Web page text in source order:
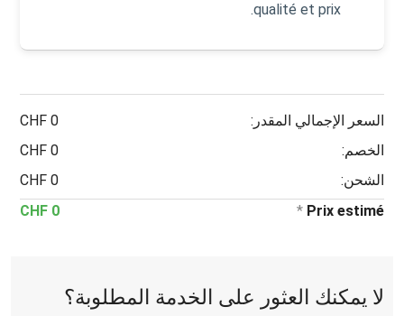
qualité et prix.
السعر الإجمالي المقدر:
0 CHF
الخصم:
0 CHF
الشحن:
0 CHF
Prix estimé
*
0 CHF
لا يمكنك العثور على الخدمة المطلوبة؟